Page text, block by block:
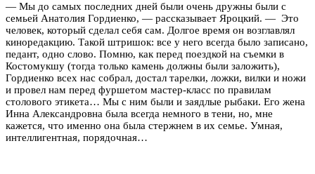
— Мы до самых последних дней были очень дружны были с
семьей Анатолия Гордиенко, — рассказывает Яроцкий. — Это
человек, который сделал себя сам. Долгое время он возглавлял
киноредакцию. Такой штришок: все у него всегда было записано,
педант, одно слово. Помню, как перед поездкой на съемки в
Костомукшу (тогда только камень должны были заложить),
Гордиенко всех нас собрал, достал тарелки, ложки, вилки и ножи
и провел нам перед фуршетом мастер-класс по правилам
столового этикета… Мы с ним были и заядлые рыбаки. Его жена
Инна Александровна была всегда немного в тени, но, мне
кажется, что именно она была стержнем в их семье. Умная,
интеллигентная, порядочная…